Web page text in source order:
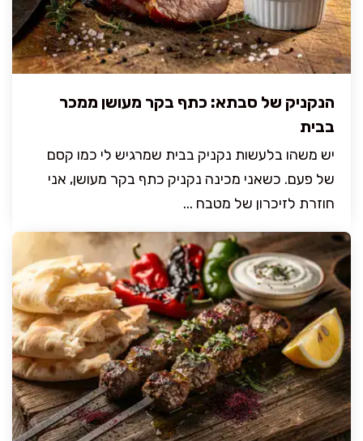
הנקניק של סבתא: כתף בקר מעושן ממכר
בבית
יש משהו בלעשות נקניק בבית שמרגיש לי כמו קסם
של פעם. כשאני מכינה נקניק כתף בקר מעושן, אני
חוזרת לזיכרון של מטבח ...